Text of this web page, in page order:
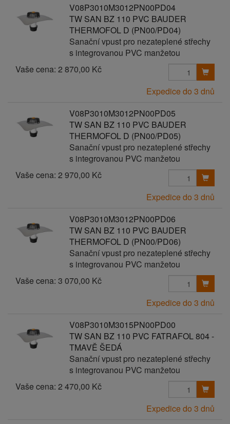
V08P3010M3012PN00PD04
TW SAN BZ 110 PVC BAUDER
THERMOFOL D (PN00/PD04)
Sanační vpust pro nezateplené střechy
s integrovanou PVC manžetou
Vaše cena: 2 870,00 Kč
Expedice do 3 dnů
V08P3010M3012PN00PD05
TW SAN BZ 110 PVC BAUDER
THERMOFOL D (PN00/PD05)
Sanační vpust pro nezateplené střechy
s integrovanou PVC manžetou
Vaše cena: 2 970,00 Kč
Expedice do 3 dnů
V08P3010M3012PN00PD06
TW SAN BZ 110 PVC BAUDER
THERMOFOL D (PN00/PD06)
Sanační vpust pro nezateplené střechy
s integrovanou PVC manžetou
Vaše cena: 3 070,00 Kč
Expedice do 3 dnů
V08P3010M3015PN00PD00
TW SAN BZ 110 PVC FATRAFOL 804 -
TMAVĚ ŠEDÁ
Sanační vpust pro nezateplené střechy
s integrovanou PVC manžetou
Vaše cena: 2 470,00 Kč
Expedice do 3 dnů